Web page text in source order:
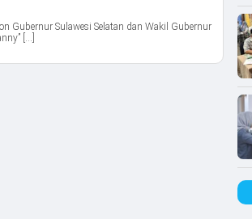
Gubernur Sulawesi Selatan dan Wakil Gubernur
[…]